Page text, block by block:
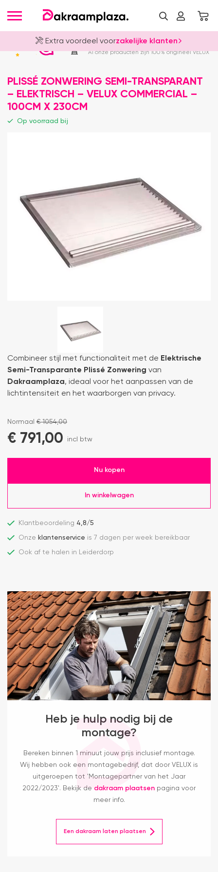
Extra voordeel voorzakelijke klanten
Officieel VELUX Dealer
Al onze producten zijn 100% origineel VELUX
PLISSÉ ZONWERING SEMI-TRANSPARANT
– ELEKTRISCH – VELUX COMMERCIAL –
100CM X 230CM
Op voorraad bij
Combineer stijl met functionaliteit met de Elektrische
Semi-Transparante Plissé Zonwering van
Dakraamplaza, ideaal voor het aanpassen van de
lichtintensiteit en het waarborgen van privacy.
Normaal €1054,00
€ 791,00 incl btw
Nu kopen
In winkelwagen
Klantbeoordeling 4,8/5
Onze klantenservice is 7 dagen per week bereikbaar
Ook af te halen in Leiderdorp
Heb je hulp nodig bij de
montage?
Bereken binnen 1 minuut jouw prijs inclusief montage.
Wij hebben ook een montagebedrijf, dat door VELUX is
uitgeroepen tot 'Montagepartner van het Jaar
2022/2023'. Bekijk de dakraam plaatsen pagina voor
meer info.
Een dakraam laten plaatsen